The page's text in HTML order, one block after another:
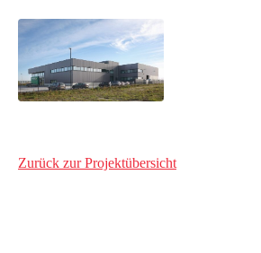
Zurück zur Projektübersicht